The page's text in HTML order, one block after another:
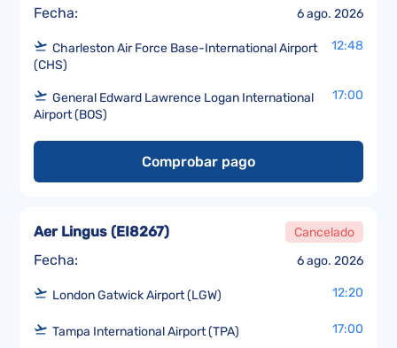
Fecha: 6 ago. 2026
Charleston Air Force Base-International Airport
(CHS)
12:48
General Edward Lawrence Logan International
Airport (BOS)
17:00
Comprobar pago
Fecha: 6 ago. 2026
Aer Lingus (EI8267) Cancelado
London Gatwick Airport (LGW) 12:20
Tampa International Airport (TPA) 17:00